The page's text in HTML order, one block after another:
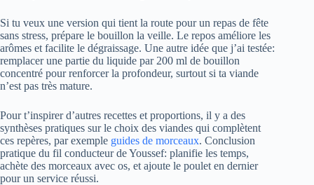
Si tu veux une version qui tient la route pour un repas de fête
sans stress, prépare le bouillon la veille. Le repos améliore les
arômes et facilite le dégraissage. Une autre idée que j’ai testée:
remplacer une partie du liquide par 200 ml de bouillon
concentré pour renforcer la profondeur, surtout si ta viande
n’est pas très mature.
Pour t’inspirer d’autres recettes et proportions, il y a des
synthèses pratiques sur le choix des viandes qui complètent
ces repères, par exemple guides de morceaux. Conclusion
pratique du fil conducteur de Youssef: planifie les temps,
achète des morceaux avec os, et ajoute le poulet en dernier
pour un service réussi.